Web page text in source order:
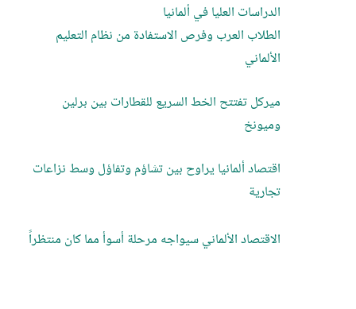
الدراسات العليا في ألمانيا
الطلاب العرب وفرص الاستفادة من نظام التعليم
الألماني
ميركل تفتتح الخط السريع للقطارات بين برلين
وميونخ
اقتصاد ألمانيا يراوح بين تشاؤم وتفاؤل وسط نزاعات
تجارية
الاقتصاد الألماني سيواجه مرحلة أسوأ مما كان منتظراً